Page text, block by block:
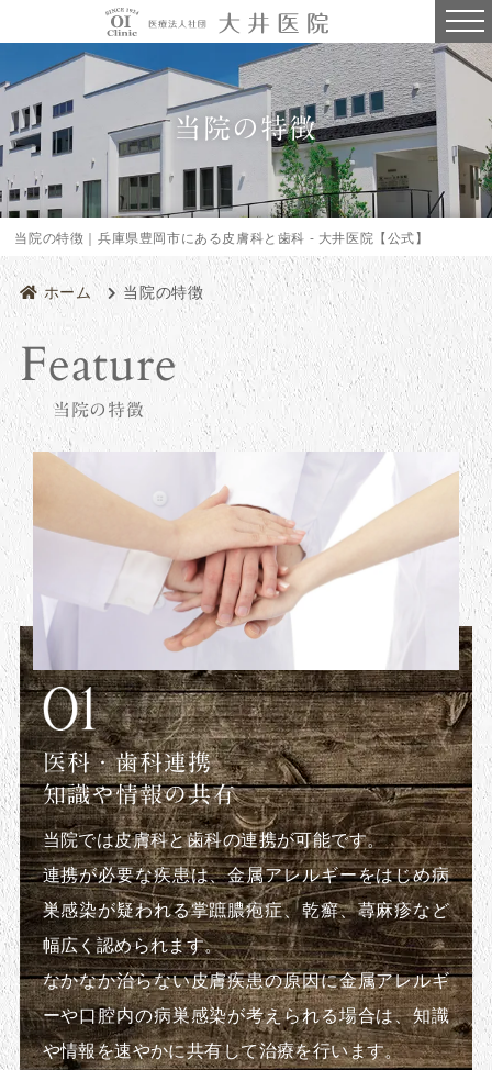
当院の特徴
当院の特徴｜兵庫県豊岡市にある皮膚科と歯科 - 大井医院【公式】
ホーム 当院の特徴
当院の特徴
医科・歯科連携
知識や情報の共有
当院では皮膚科と歯科の連携が可能です。
連携が必要な疾患は、金属アレルギーをはじめ病
巣感染が疑われる掌蹠膿疱症、乾癬、蕁麻疹など
幅広く認められます。
なかなか治らない皮膚疾患の原因に金属アレルギ
ーや口腔内の病巣感染が考えられる場合は、知識
や情報を速やかに共有して治療を行います。